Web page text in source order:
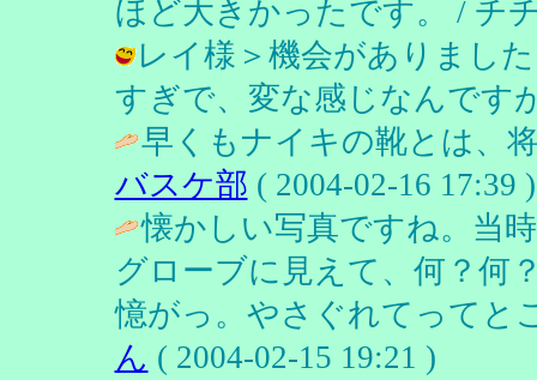
ほど大きかったです。 / チ
レイ様＞機会がありまし
すぎで、変な感じなんです
早くもナイキの靴とは、
バスケ部 ( 2004-02-16 17:39 )
懐かしい写真ですね。当
グローブに見えて、何？何
憶がっ。やさぐれてってと
ん ( 2004-02-15 19:21 )